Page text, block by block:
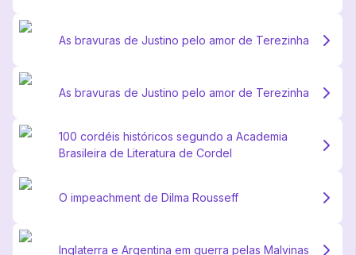
As bravuras de Justino pelo amor de Terezinha
As bravuras de Justino pelo amor de Terezinha
100 cordéis históricos segundo a Academia
Brasileira de Literatura de Cordel
O impeachment de Dilma Rousseff
Inglaterra e Argentina em guerra pelas Malvinas